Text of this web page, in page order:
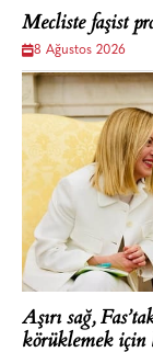
Mecliste faşist
8 Ağustos 2026
Aşırı sağ,
körüklemek için